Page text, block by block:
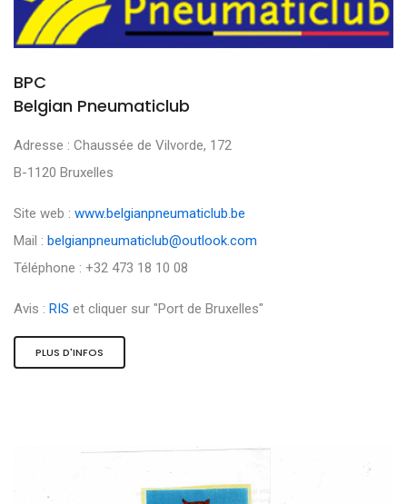
BPC
Belgian Pneumaticlub
Adresse : Chaussée de Vilvorde, 172
B-1120 Bruxelles
Site web : www.belgianpneumaticlub.be
Mail : belgianpneumaticlub@outlook.com
Téléphone : +32 473 18 10 08
Avis : RIS et cliquer sur "Port de Bruxelles"
PLUS D'INFOS